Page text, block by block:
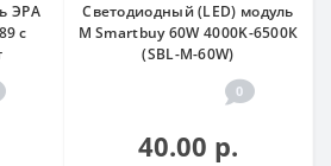
ЭРА
с
Светодиодный (LED) модуль
M Smartbuy 60W 4000K-6500К
(SBL-M-60W)
0
40.00 р.